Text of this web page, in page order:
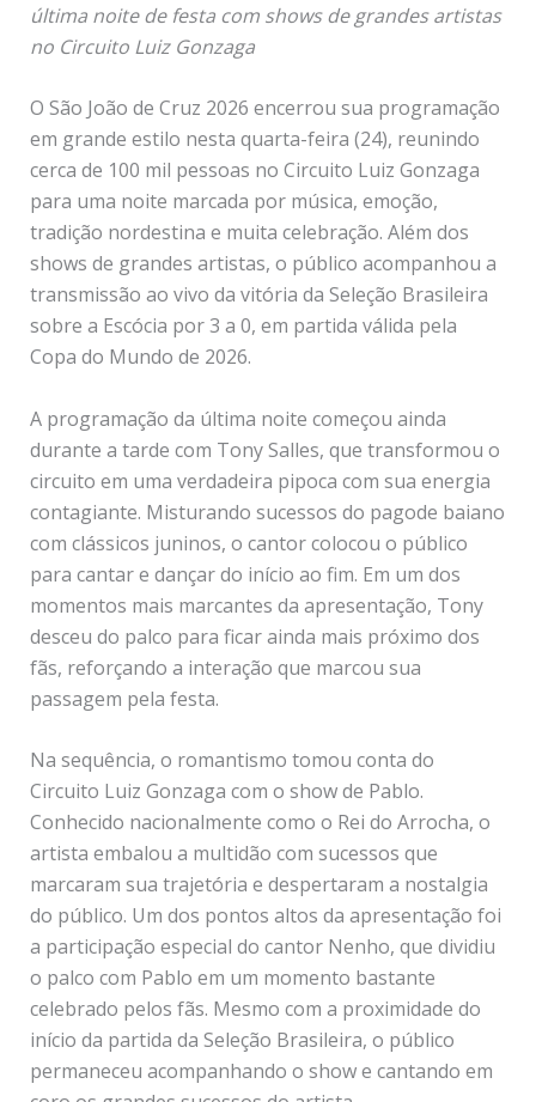
última noite de festa com shows de grandes artistas
no Circuito Luiz Gonzaga
O São João de Cruz 2026 encerrou sua programação
em grande estilo nesta quarta-feira (24), reunindo
cerca de 100 mil pessoas no Circuito Luiz Gonzaga
para uma noite marcada por música, emoção,
tradição nordestina e muita celebração. Além dos
shows de grandes artistas, o público acompanhou a
transmissão ao vivo da vitória da Seleção Brasileira
sobre a Escócia por 3 a 0, em partida válida pela
Copa do Mundo de 2026.
A programação da última noite começou ainda
durante a tarde com Tony Salles, que transformou o
circuito em uma verdadeira pipoca com sua energia
contagiante. Misturando sucessos do pagode baiano
com clássicos juninos, o cantor colocou o público
para cantar e dançar do início ao fim. Em um dos
momentos mais marcantes da apresentação, Tony
desceu do palco para ficar ainda mais próximo dos
fãs, reforçando a interação que marcou sua
passagem pela festa.
Na sequência, o romantismo tomou conta do
Circuito Luiz Gonzaga com o show de Pablo.
Conhecido nacionalmente como o Rei do Arrocha, o
artista embalou a multidão com sucessos que
marcaram sua trajetória e despertaram a nostalgia
do público. Um dos pontos altos da apresentação foi
a participação especial do cantor Nenho, que dividiu
o palco com Pablo em um momento bastante
celebrado pelos fãs. Mesmo com a proximidade do
início da partida da Seleção Brasileira, o público
permaneceu acompanhando o show e cantando em